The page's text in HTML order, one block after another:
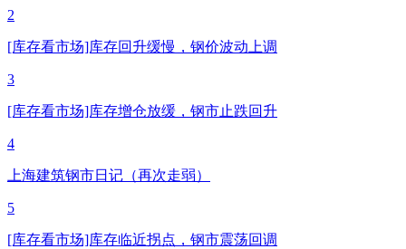
2
[库存看市场]库存回升缓慢，钢价波动上调
3
[库存看市场]库存增仓放缓，钢市止跌回升
4
上海建筑钢市日记（再次走弱）
5
[库存看市场]库存临近拐点，钢市震荡回调